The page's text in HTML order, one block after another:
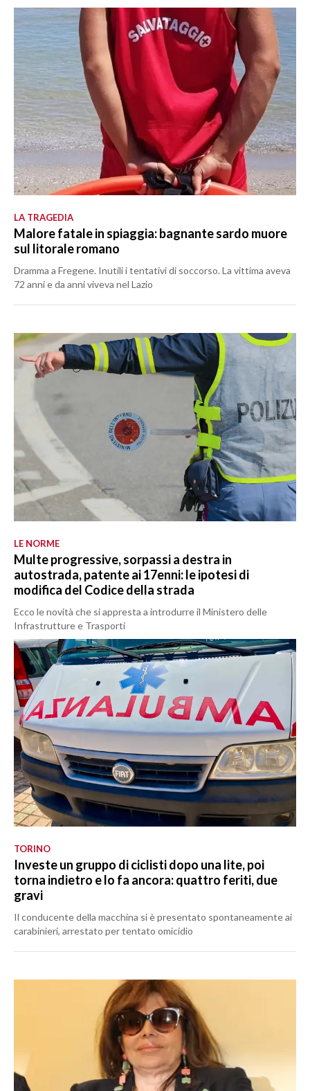
LA TRAGEDIA
Malore fatale in spiaggia: bagnante sardo muore
sul litorale romano
Dramma a Fregene. Inutili i tentativi di soccorso. La vittima aveva
72 anni e da anni viveva nel Lazio
LE NORME
Multe progressive, sorpassi a destra in
autostrada, patente ai 17enni: le ipotesi di
modifica del Codice della strada
Ecco le novità che si appresta a introdurre il Ministero delle
Infrastrutture e Trasporti
TORINO
Investe un gruppo di ciclisti dopo una lite, poi
torna indietro e lo fa ancora: quattro feriti, due
gravi
Il conducente della macchina si è presentato spontaneamente ai
carabinieri, arrestato per tentato omicidio